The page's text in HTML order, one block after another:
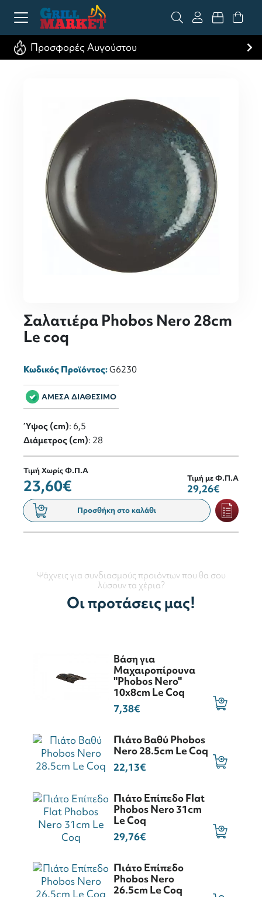
Προσφορές Αυγούστου
Σαλατιέρα Phobos Nero 28cm
Le coq
Κωδικός Προϊόντος:G6230
ΑΜΕΣΑ ΔΙΑΘΕΣΙΜΟ
Ύψος (cm): 6,5
Διάμετρος (cm): 28
Τιμή Χωρίς Φ.Π.Α
23,60€ Τιμή με Φ.Π.Α
29,26€
Προσθήκη στο καλάθι
Ψάχνεις για συνδιασμούς προιόντων που θα σου
λύσουν τα χέρια?
Οι προτάσεις μας!
Βάση για
Μαχαιροπίρουνα
"Phobos Nero"
10x8cm Le Coq
7,38€
Πιάτο Βαθύ Phobos
Nero 28.5cm Le Coq
22,13€
Πιάτο Επίπεδο Flat
Phobos Nero 31cm
Le Coq
29,76€
Πιάτο Επίπεδο
Phobos Nero
26.5cm Le Coq